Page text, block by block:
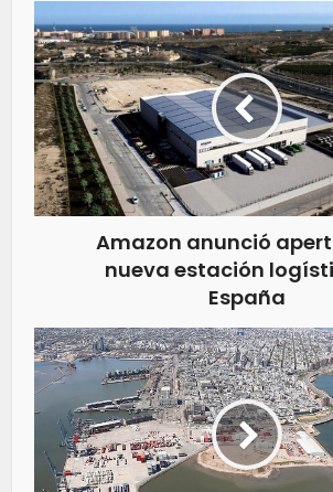
Amazon anunció
nueva estación
España